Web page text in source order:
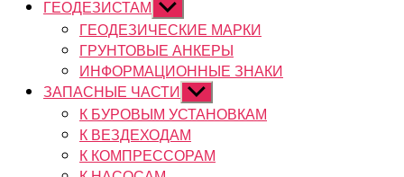
ГЕОДЕЗИСТАМ Показывать
подменю
ГЕОДЕЗИЧЕСКИЕ МАРКИ
ГРУНТОВЫЕ АНКЕРЫ
ИНФОРМАЦИОННЫЕ ЗНАКИ
ЗАПАСНЫЕ ЧАСТИ Показывать
подменю
К БУРОВЫМ УСТАНОВКАМ
К ВЕЗДЕХОДАМ
К КОМПРЕССОРАМ